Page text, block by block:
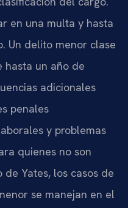
en una multa y hasta
Un delito menor clase
hasta un año de
adicionales
penales
y problemas
quienes no son
Yates, los casos de
se manejan en el